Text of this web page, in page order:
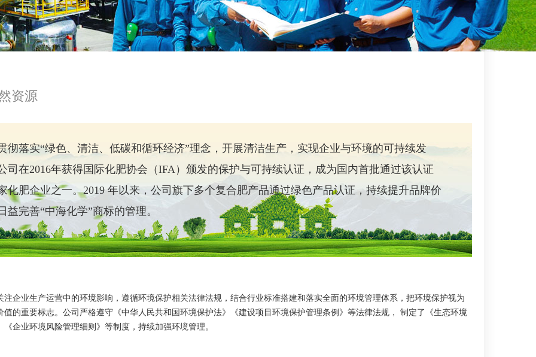
资源
彻落实“绿色、清洁、低碳和循环经济”理念，开展清洁生产，实现企业与环境的可持续发
司在2016年获得国际化肥协会（IFA）颁发的保护与可持续认证，成为国内首批通过该认证
化肥企业之一。2019 年以来，公司旗下多个复合肥产品通过绿色产品认证，持续提升品牌价
益完善“中海化学”商标的管理。
注企业生产运营中的环境影响，遵循环境保护相关法律法规，结合行业标准搭建和落实全面的环境管理体系，把环境保护视为
值的重要标志。公司严格遵守《中华人民共和国环境保护法》《建设项目环境保护管理条例》等法律法规， 制定了《生态环境
《企业环境风险管理细则》等制度，持续加强环境管理。